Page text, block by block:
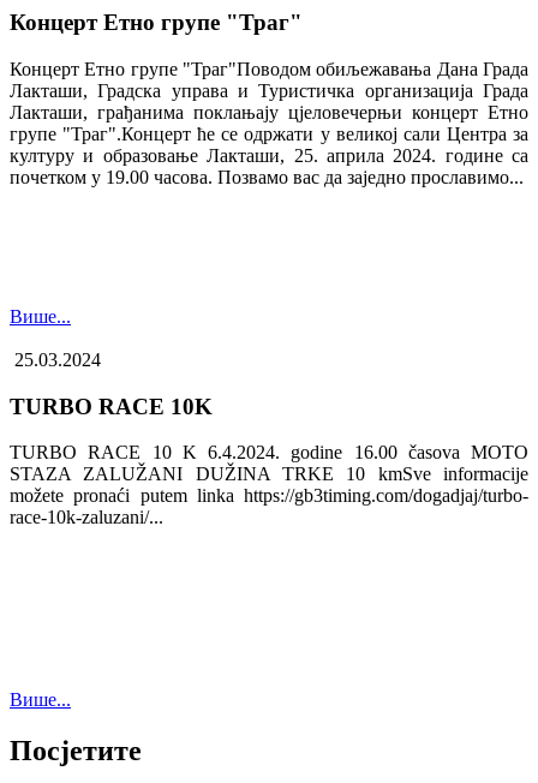
Концерт Етно групе "Траг"
Концерт Етно групе "Траг"Поводом обиљежавања Дана Града
Лакташи, Градска управа и Туристичка организација Града
Лакташи, грађанима поклањају цјеловечерњи концерт Етно
групе "Траг".Концерт ће се одржати у великој сали Центра за
културу и образовање Лакташи, 25. априла 2024. године са
почетком у 19.00 часова. Позвамо вас да заједно прославимо...
Више...
25.03.2024
TURBO RACE 10K
TURBO RACE 10 K 6.4.2024. godine 16.00 časova MOTO
STAZA ZALUŽANI DUŽINA TRKE 10 kmSve informacije
možete pronaći putem linka https://gb3timing.com/dogadjaj/turbo-
race-10k-zaluzani/...
Више...
Посјетите